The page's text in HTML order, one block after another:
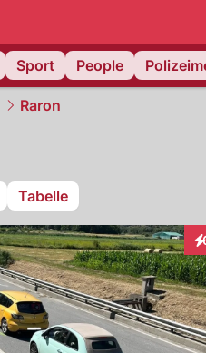
Sport People
Raron
Tabelle